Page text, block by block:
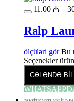
11.00 ₼ –
Ralp
ölçüləri gör Bu
Seçenekler
GƏLƏNDƏ BİL